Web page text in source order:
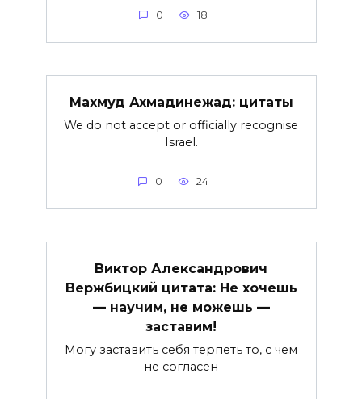
0 18
Махмуд Ахмадинежад: цитаты
We do not accept or officially recognise
Israel.
0 24
Виктор Александрович
Вержбицкий цитата: Не хочешь
— научим, не можешь —
заставим!
Могу заставить себя терпеть то, с чем
не согласен